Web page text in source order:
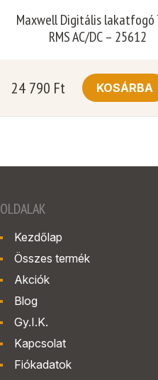
Maxwell Digitális lakatfogó
RMS AC/DC – 25612
24 790 Ft KOSÁRBA
OLDALAK
Kezdőlap
Összes termék
Akciók
Blog
Gy.I.K.
Kapcsolat
Fiókadatok